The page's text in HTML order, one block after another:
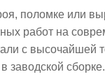
поломке или
работ на
с высочайшей
заводской